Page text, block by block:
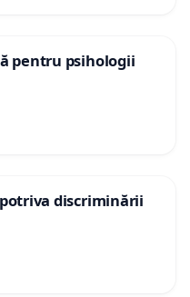
pentru psihologii
discriminării